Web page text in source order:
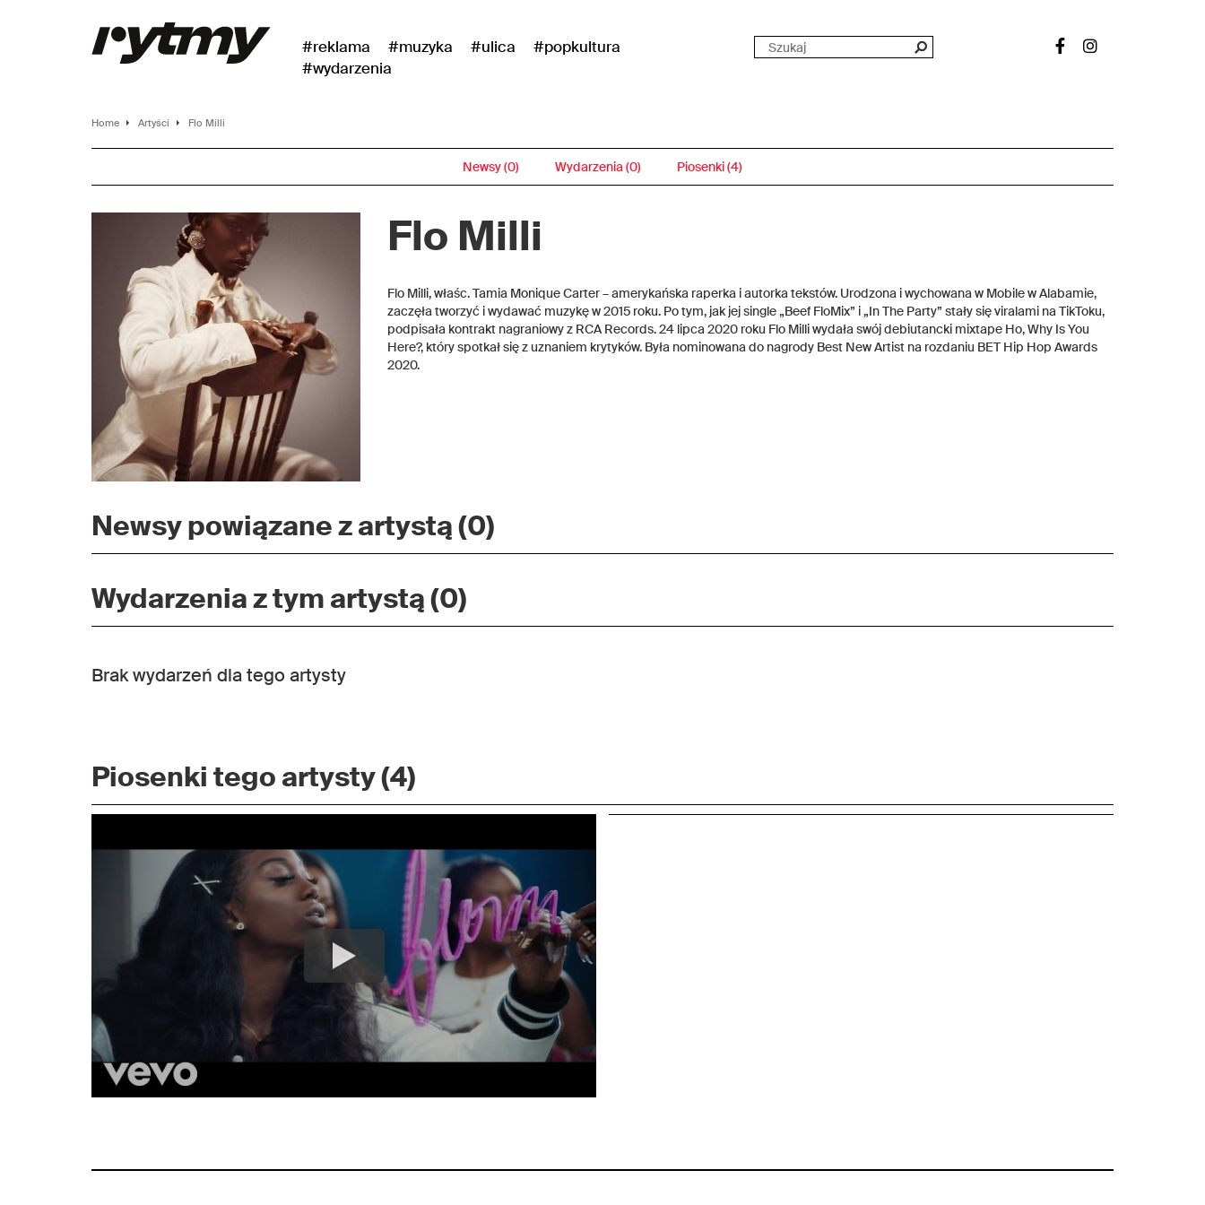
#reklama #muzyka #ulica
#popkultura
#wydarzenia
Home Artyści Flo Milli
Newsy (0) Wydarzenia (0) Piosenki (4)
Flo Milli
Flo Milli, właśc. Tamia Monique Carter – amerykańska raperka i autorka tekstów. Urodzona i wychowana w Mobile w Alabamie,
zaczęła tworzyć i wydawać muzykę w 2015 roku. Po tym, jak jej single „Beef FloMix” i „In The Party” stały się viralami na TikToku,
podpisała kontrakt nagraniowy z RCA Records. 24 lipca 2020 roku Flo Milli wydała swój debiutancki mixtape Ho, Why Is You
Here?, który spotkał się z uznaniem krytyków. Była nominowana do nagrody Best New Artist na rozdaniu BET Hip Hop Awards
2020.
Newsy powiązane z artystą (0)
Wydarzenia z tym artystą (0)
Brak wydarzeń dla tego artysty
Piosenki tego artysty (4)